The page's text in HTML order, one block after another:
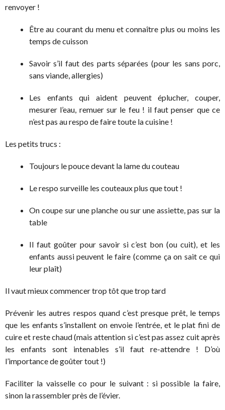
renvoyer !
Être au courant du menu et connaître plus ou moins les
temps de cuisson
Savoir s’il faut des parts séparées (pour les sans porc,
sans viande, allergies)
Les enfants qui aident peuvent éplucher, couper,
mesurer l’eau, remuer sur le feu ! il faut penser que ce
n’est pas au respo de faire toute la cuisine !
Les petits trucs :
Toujours le pouce devant la lame du couteau
Le respo surveille les couteaux plus que tout !
On coupe sur une planche ou sur une assiette, pas sur la
table
Il faut goûter pour savoir si c’est bon (ou cuit), et les
enfants aussi peuvent le faire (comme ça on sait ce qui
leur plaît)
Il vaut mieux commencer trop tôt que trop tard
Prévenir les autres respos quand c’est presque prêt, le temps
que les enfants s’installent on envoie l’entrée, et le plat fini de
cuire et reste chaud (mais attention si c’est pas assez cuit après
les enfants sont intenables s’il faut re-attendre ! D’où
l’importance de goûter tout !)
Faciliter la vaisselle co pour le suivant : si possible la faire,
sinon la rassembler près de l’évier.